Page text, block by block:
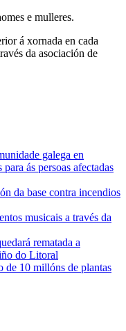
e mulleres.
á xornada en cada
da asociación de
galega en
ás persoas afectadas
da base contra incendios
musicais a través da
rematada a
do Litoral
de 10 millóns de plantas